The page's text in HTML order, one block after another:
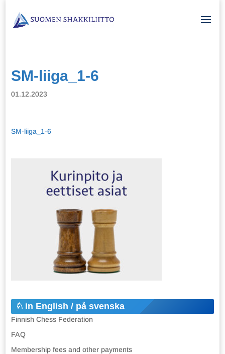
SM-liiga_1-6
01.12.2023
SM-liiga_1-6
in English / på svenska
Finnish Chess Federation
FAQ
Membership fees and other payments